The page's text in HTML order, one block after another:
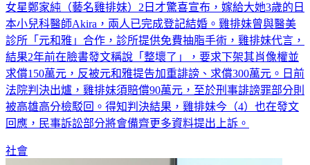
女星鄭家純（藝名雞排妹）2日才驚喜宣布，嫁給大她3歲的日
本小兒科醫師Akira，兩人已完成登記結婚。雞排妹曾與醫美
診所「元和雅」合作，診所提供免費抽脂手術，雞排妹代言，
結果2年前在臉書發文稱說「整壞了」，要求下架其肖像權並
求償150萬元，反被元和雅提告加重誹謗、求償300萬元。日前
法院判決出爐，雞排妹須賠償90萬元，至於刑事誹謗罪部分則
被高雄高分檢駁回。得知判決結果，雞排妹今（4）也在發文
回應，民事訴訟部分將會備齊更多資料提出上訴。
社會